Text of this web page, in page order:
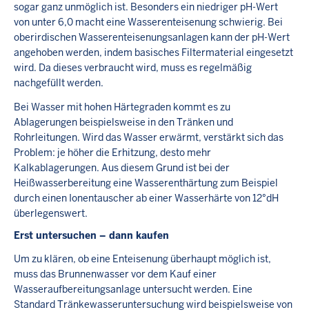
sogar ganz unmöglich ist. Besonders ein niedriger pH-Wert
von unter 6,0 macht eine Wasserenteisenung schwierig. Bei
oberirdischen Wasserenteisenungsanlagen kann der pH-Wert
angehoben werden, indem basisches Filtermaterial eingesetzt
wird. Da dieses verbraucht wird, muss es regelmäßig
nachgefüllt werden.
Bei Wasser mit hohen Härtegraden kommt es zu
Ablagerungen beispielsweise in den Tränken und
Rohrleitungen. Wird das Wasser erwärmt, verstärkt sich das
Problem: je höher die Erhitzung, desto mehr
Kalkablagerungen. Aus diesem Grund ist bei der
Heißwasserbereitung eine Wasserenthärtung zum Beispiel
durch einen Ionentauscher ab einer Wasserhärte von 12°dH
überlegenswert.
Erst untersuchen – dann kaufen
Um zu klären, ob eine Enteisenung überhaupt möglich ist,
muss das Brunnenwasser vor dem Kauf einer
Wasseraufbereitungsanlage untersucht werden. Eine
Standard Tränkewasseruntersuchung wird beispielsweise von